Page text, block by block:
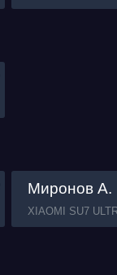
Миронов А.